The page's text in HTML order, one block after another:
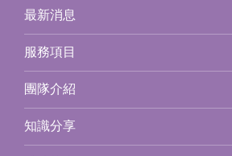
最新消息
服務項目
團隊介紹
知識分享